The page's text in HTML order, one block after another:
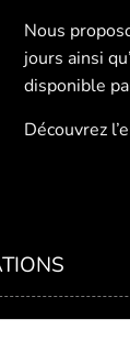
Nous
jours ainsi
disponible
Découvrez